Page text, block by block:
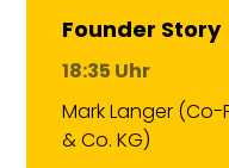
Founder Story
18:35 Uhr
Mark Langer
& Co. KG)